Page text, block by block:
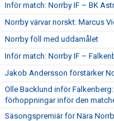
Inför match: Norrby IF – BK
Norrby värvar norskt: Marcus
Norrby föll med uddamålet
Inför match: Norrby IF –
Jakob Andersson förstärker
Olle Backlund inför
förhoppningar inför den
Säsongspremiär för Nära